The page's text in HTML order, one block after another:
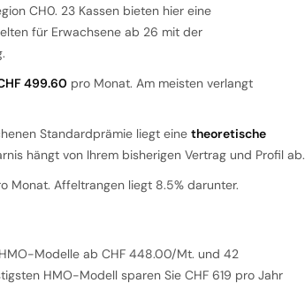
CH0. 23 Kassen bieten hier eine
für Erwachsene ab 26 mit der
499.60 pro Monat. Am meisten verlangt
Standardprämie liegt eine theoretische
hängt von Ihrem bisherigen Vertrag und Profil ab.
Monat. Affeltrangen liegt 8.5% darunter.
Modelle ab CHF 448.00/Mt. und 42
HMO-Modell sparen Sie CHF 619 pro Jahr